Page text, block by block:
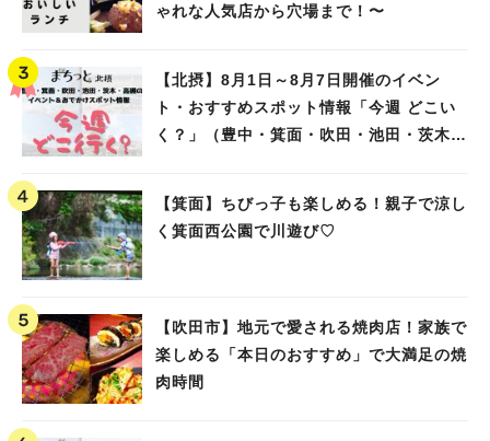
ゃれな人気店から穴場まで！〜
【北摂】8月1日～8月7日開催のイベン
ト・おすすめスポット情報「今週 どこい
く？」（豊中・箕面・吹田・池田・茨木・
【箕面】ちびっ子も楽しめる！親子で涼し
く箕面西公園で川遊び♡
【吹田市】地元で愛される焼肉店！家族で
楽しめる「本日のおすすめ」で大満足の焼
肉時間